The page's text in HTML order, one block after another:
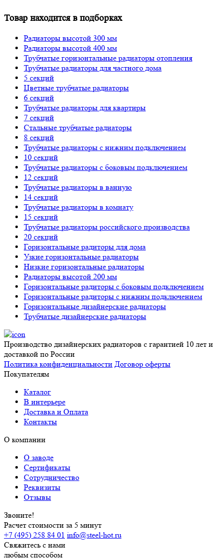
Товар находится в подборках
Радиаторы высотой 300 мм
Радиаторы высотой 400 мм
Трубчатые горизонтальные радиаторы отопления
Трубчатые радиаторы для частного дома
5 секций
Цветные трубчатые радиаторы
6 секций
Трубчатые радиаторы для квартиры
7 секций
Стальные трубчатые радиаторы
8 секций
Трубчатые радиаторы с нижним подключением
10 секций
Трубчатые радиаторы с боковым подключением
12 секций
Трубчатые радиаторы в ванную
14 секций
Трубчатые радиаторы в комнату
15 секций
Трубчатые радиаторы российского производства
20 секций
Горизонтальные радиторы для дома
Узкие горизонтальные радиаторы
Низкие горизонтальные радиаторы
Радиаторы высотой 200 мм
Горизонтальные радиторы с боковым подключением
Горизонтальные радиторы с нижним подключением
Горизонтальные дизайнерские радиаторы
Трубчатые дизайнерские радиаторы
Производство дизайнерских радиаторов с гарантией 10 лет и
доставкой по России
Политика конфиденциальности Договор оферты
Покупателям
Каталог
В интерьере
Доставка и Оплата
Контакты
О компании
О заводе
Сертификаты
Сотрудничество
Реквизиты
Отзывы
Звоните!
Расчет стоимости за 5 минут
+7 (495) 258 84 01 info@steel-hot.ru
Свяжитесь с нами
любым способом